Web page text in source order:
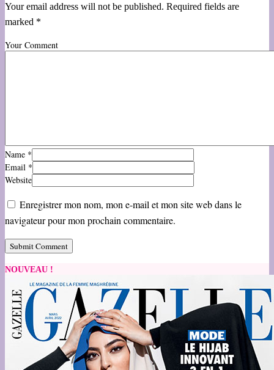
Your email address will not be published. Required fields are
marked *
Your Comment
Name *
Email *
Website
Enregistrer mon nom, mon e-mail et mon site web dans le
navigateur pour mon prochain commentaire.
NOUVEAU !